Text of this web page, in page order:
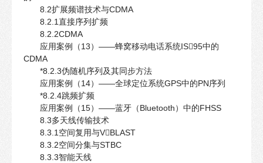
8.2扩展频谱技术与CDMA
8.2.1直接序列扩频
8.2.2CDMA
应用案例（13）——蜂窝移动电话系统IS95中的
CDMA
*8.2.3伪随机序列及其同步方法
应用案例（14）——全球定位系统GPS中的PN序列
*8.2.4跳频扩频
应用案例（15）——蓝牙（Bluetooth）中的FHSS
8.3多天线传输技术
8.3.1空间复用与VBLAST
8.3.2空间分集与STBC
8.3.3智能天线